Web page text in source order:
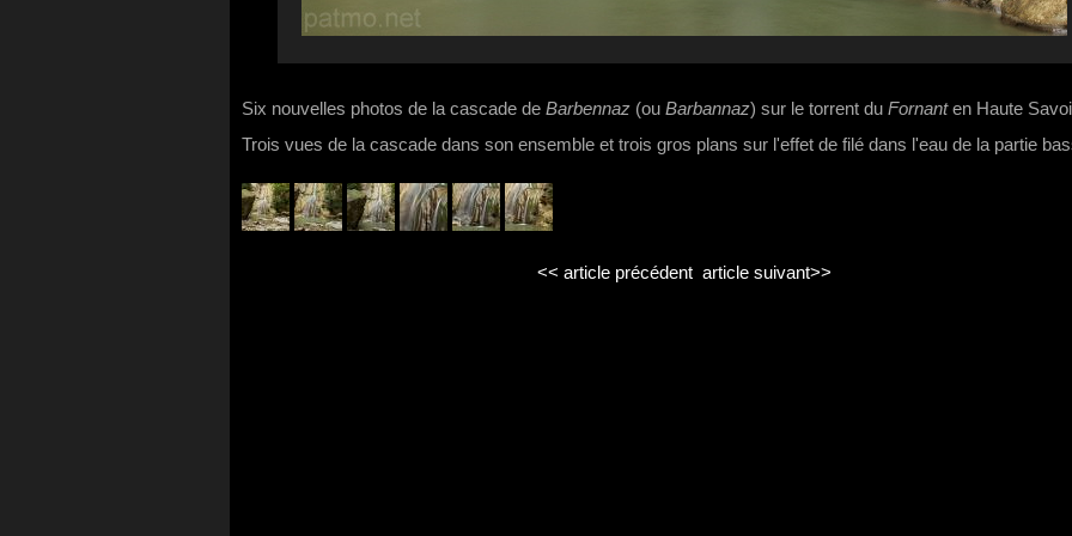
Six nouvelles photos de la cascade de Barbennaz (ou Barbannaz) sur le torrent du Fornanten Haute
Trois vues de la cascade dans son ensemble et trois gros plans sur l'effet de filé dans l'eau de la partie
<< article précédent article suivant>>